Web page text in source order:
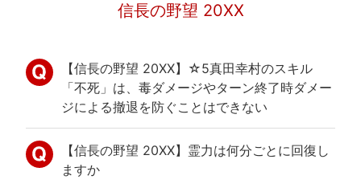
信長の野望 20XX
【信長の野望 20XX】☆5真田幸村のスキル
「不死」は、毒ダメージやターン終了時ダメー
ジによる撤退を防ぐことはできない
【信長の野望 20XX】霊力は何分ごとに回復し
ますか